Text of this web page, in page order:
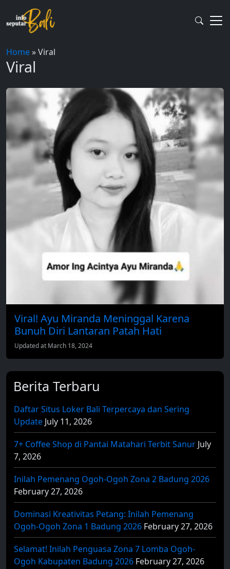
content
Home»Viral
Viral
Viral! Ayu Miranda Meninggal Karena
Bunuh Diri Lantaran Patah Hati
Updated at March 18, 2024
Berita Terbaru
Daftar Situs Loker Bali Terpercaya dan Sering
Update July 11, 2026
7+ Coffee Shop di Pantai Matahari Terbit Sanur July
7, 2026
Inilah Pemenang Ogoh-Ogoh Zona 2 Badung 2026
February 27, 2026
Dominasi Kreativitas Petang: Inilah Pemenang
Ogoh-Ogoh Zona 1 Badung 2026 February 27, 2026
Selamat! Inilah Penguasa Zona 7 Lomba Ogoh-
Ogoh Kabupaten Badung 2026 February 27, 2026